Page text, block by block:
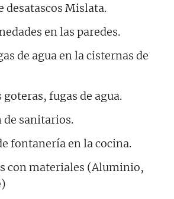
desatascos Mislata.
en las paredes.
de agua en la cisternas de
goteras, fugas de agua.
sanitarios.
fontanería en la cocina.
con materiales (Aluminio,